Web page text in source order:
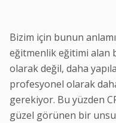
Bizim için bunun
eğitmenlik eğitimi alan
olarak değil, daha
profesyonel olarak
gerekiyor. Bu yüzden
güzel görünen bir